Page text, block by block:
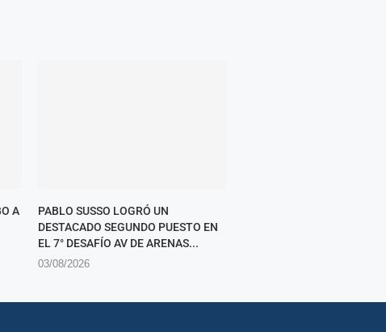
A
PABLO SUSSO LOGRÓ UN
DESTACADO SEGUNDO PUESTO EN
EL 7° DESAFÍO AV DE ARENAS...
03/08/2026